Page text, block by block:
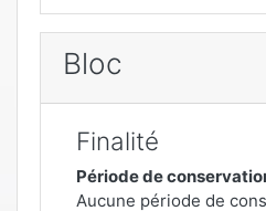
Bloc
Finalité
Période de
Aucune période de